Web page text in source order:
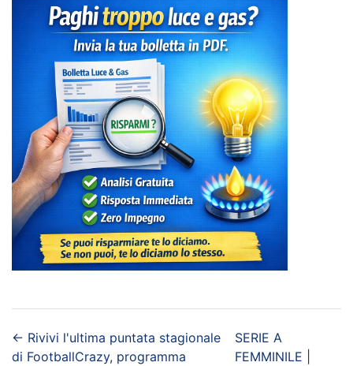
← Rivivi l'ultima puntata stagionale
di FootballCrazy, programma
SERIE A
FEMMINILE |